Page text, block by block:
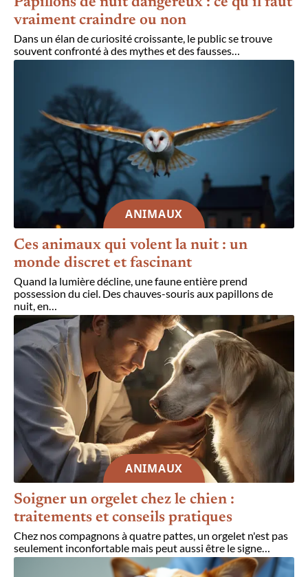
vraiment craindre ou non
Dans un élan de curiosité croissante, le public se trouve
souvent confronté à des mythes et des fausses
ANIMAUX
Ces animaux qui volent la nuit : un
monde discret et fascinant
Quand la lumière décline, une faune entière prend
possession du ciel. Des chauves-souris aux papillons de
nuit, en
ANIMAUX
Soigner un orgelet chez le chien :
traitements et conseils pratiques
Chez nos compagnons à quatre pattes, un orgelet n'est pas
seulement inconfortable mais peut aussi être le signe…